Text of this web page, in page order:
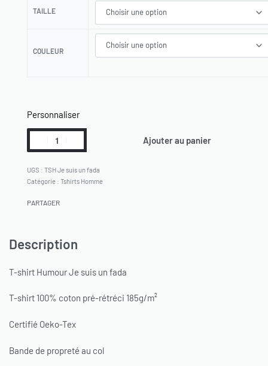
TAILLE
COULEUR
Personnaliser
Ajouter au panier
TSH Je suis un fada
Catégorie : Tshirts Homme
PARTAGER
Description
T-shirt Humour Je suis un fada
T-shirt 100% coton pré-rétréci 185g/m²
Certifié Oeko-Tex
Bande de propreté au col